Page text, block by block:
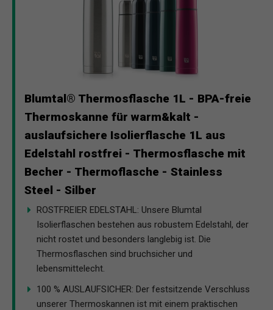
Blumtal® Thermosflasche 1L - BPA-freie
Thermoskanne für warm&kalt -
auslaufsichere Isolierflasche 1L aus
Edelstahl rostfrei - Thermosflasche mit
Becher - Thermoflasche - Stainless
Steel - Silber
ROSTFREIER EDELSTAHL: Unsere Blumtal
Isolierflaschen bestehen aus robustem Edelstahl, der
nicht rostet und besonders langlebig ist. Die
Thermosflaschen sind bruchsicher und
lebensmittelecht.
100 % AUSLAUFSICHER: Der festsitzende Verschluss
unserer Thermoskannen ist mit einem praktischen